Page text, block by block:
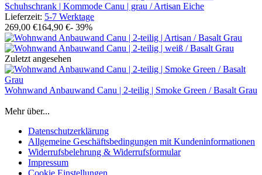
Schuhschrank | Kommode Canu | grau / Artisan Eiche
Lieferzeit: 5-7 Werktage
269,00 €164,90 €- 39%
Zuletzt angesehen
Wohnwand Anbauwand Canu | 2-teilig | Smoke Green / Basalt Grau
Mehr über...
Datenschutzerklärung
Allgemeine Geschäftsbedingungen mit Kundeninformationen
Widerrufsbelehrung & Widerrufsformular
Impressum
Cookie Einstellungen